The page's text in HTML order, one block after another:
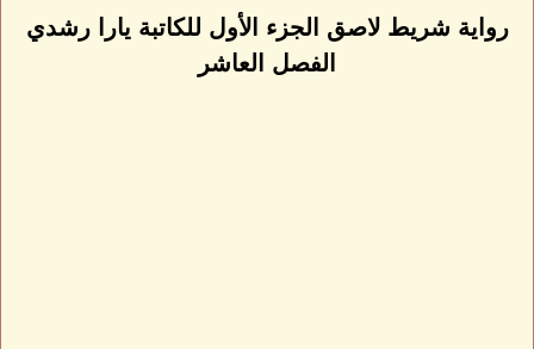
رواية شريط لاصق الجزء الأول للكاتبة يارا رشدي
الفصل العاشر